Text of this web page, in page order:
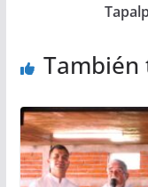
También